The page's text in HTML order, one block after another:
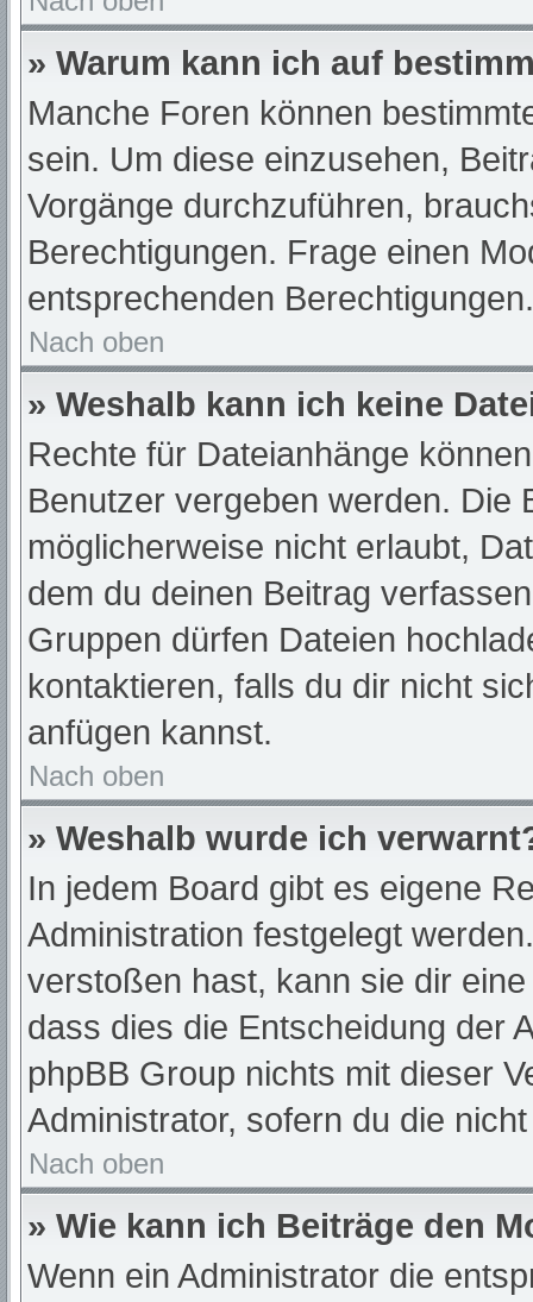
» Warum kann ich auf
Manche Foren können
sein. Um diese einzusehen,
Vorgänge durchzuführen,
Berechtigungen. Frage einen
entsprechenden Berechtigungen.
Nach oben
» Weshalb kann ich keine
Rechte für Dateianhänge
Benutzer vergeben werden. Die
möglicherweise nicht erlaubt,
dem du deinen Beitrag
Gruppen dürfen Dateien
kontaktieren, falls du dir nicht
anfügen kannst.
Nach oben
» Weshalb wurde ich
In jedem Board gibt es eigene
Administration festgelegt
verstoßen hast, kann sie dir
dass dies die Entscheidung der
phpBB Group nichts mit dieser
Administrator, sofern du die
Nach oben
» Wie kann ich Beiträge den
Wenn ein Administrator die